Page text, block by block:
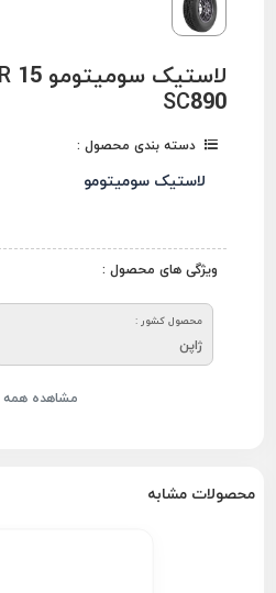
SC890
دسته بندی محصول :
لاستیک سومیتومو
ویژگی های محصول :
محصول کشور :
ژاپن
مشاهده همه
محصولات مشابه